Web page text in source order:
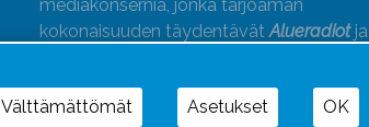
mediakonsernia, jonka tarjoaman
kokonaisuuden täydentävätAlueradiotja
Välttämättömät Asetukset OK